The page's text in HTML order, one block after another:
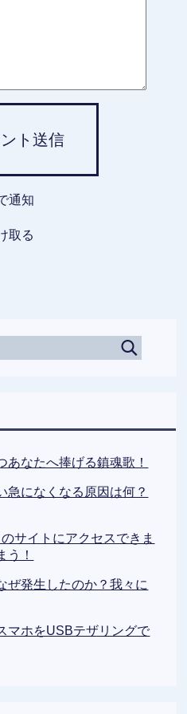
ト送信
通知
取る
あなたへ捧げる鎮魂歌！
急になくなる原因は何？
サイトにアクセスできま
う！
ぜ発生したのか？我々に
マホをUSBテザリングで